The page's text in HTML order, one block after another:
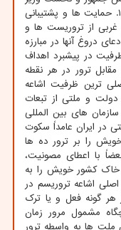
محبوب ایران در سال ۱۳۶۰، اعلام می دارد: ۱. حمایت ها و پشتیبانی
از تروریست ها و
دروغ آنها در مبارزه
در پیشبرد اهداف
انفعال در مقابل ترور در هر نقطه
ترین ظرفیت اشاعه
و ملتی از تبعات
۳. دولت ها و سازمان های بین المللی
در ایران عامداً سکوت
قبل چشم خویش را بر ترور ده ها
با اعطای مصونیت،
خاک کشور خویش را به
اصلی اشاعه تروریسم در
هر گونه فعل و یا ترک
مشمول مرور زمان
ملت ها به واسطه ترور